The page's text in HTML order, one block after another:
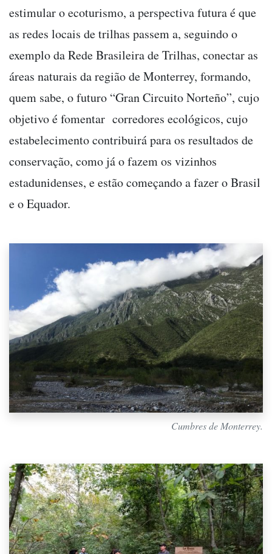
estimular o ecoturismo, a perspectiva futura é que
as redes locais de trilhas passem a, seguindo o
exemplo da Rede Brasileira de Trilhas, conectar as
áreas naturais da região de Monterrey, formando,
quem sabe, o futuro “Gran Circuito Norteño”, cujo
objetivo é fomentar corredores ecológicos, cujo
estabelecimento contribuirá para os resultados de
conservação, como já o fazem os vizinhos
estadunidenses, e estão começando a fazer o Brasil
e o Equador.
Cumbres de Monterrey.